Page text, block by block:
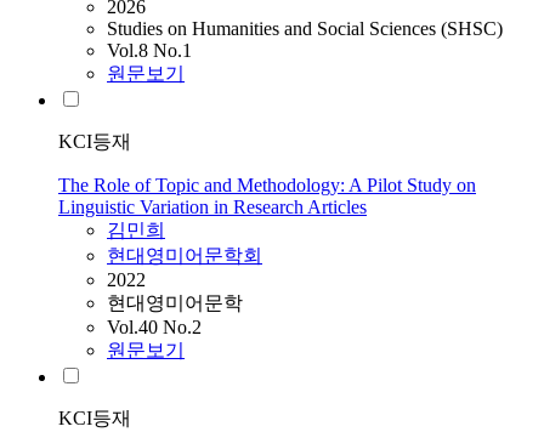
2026
Studies on Humanities and Social Sciences (SHSC)
Vol.8 No.1
원문보기
KCI등재
The Role of Topic and Methodology: A Pilot Study on
Linguistic Variation in Research Articles
김민희
현대영미어문학회
2022
현대영미어문학
Vol.40 No.2
원문보기
KCI등재